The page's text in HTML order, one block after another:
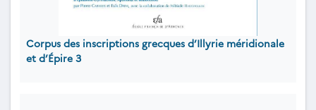
Corpus des inscriptions grecques d’Illyrie méridionale
et d’Épire 3